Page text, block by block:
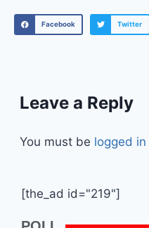
Facebook Twitter
Leave a Reply
You must be logged in
[the_ad id="219"]